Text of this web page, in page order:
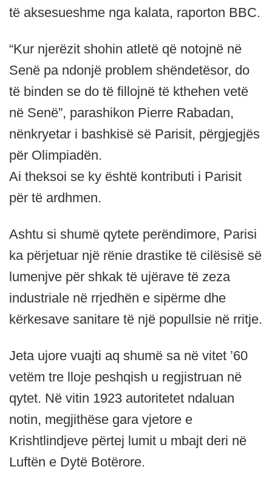
të aksesueshme nga kalata, raporton BBC.
“Kur njerëzit shohin atletë që notojnë në
Senë pa ndonjë problem shëndetësor, do
të binden se do të fillojnë të kthehen vetë
në Senë”, parashikon Pierre Rabadan,
nënkryetar i bashkisë së Parisit, përgjegjës
për Olimpiadën.
Ai theksoi se ky është kontributi i Parisit
për të ardhmen.
Ashtu si shumë qytete perëndimore, Parisi
ka përjetuar një rënie drastike të cilësisë së
lumenjve për shkak të ujërave të zeza
industriale në rrjedhën e sipërme dhe
kërkesave sanitare të një popullsie në rritje.
Jeta ujore vuajti aq shumë sa në vitet ’60
vetëm tre lloje peshqish u regjistruan në
qytet. Në vitin 1923 autoritetet ndaluan
notin, megjithëse gara vjetore e
Krishtlindjeve përtej lumit u mbajt deri në
Luftën e Dytë Botërore.